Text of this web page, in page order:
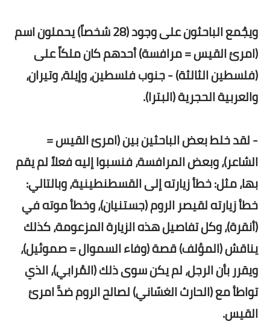
ويجُمع الباحثون على وجود (28 شخصاً) يحملون اسم
(امرئ القيس = مرافسة) أحدهم كان ملكاً على
(فلسطين الثالثة) - جنوب فلسطين، وإيلة، وتيران،
والعربية الحجرية (البترا).
- لقد خلط بعض الباحثين بين (امرئ القيس =
الشاعر)، وبعض المرافسة، فنسبوا إليه فعلاً لم يقم
بها، مثل: خطأ زيارته إلى القسطنطينية، وبالتالي:
خطأ زيارته لقيصر الروم (جستنيان)، وخطأ موته في
(أنقرة)، وكل تفاصيل هذه الزيارة المزعومة، كذلك
يناقش (المؤلف) قصة (وفاء السموال = صموئيل)،
ويقرر بأن الرجل، لم يكن سوى ذلك (المُرابي)، الذي
تواطأ مع (الحارث الغسّاني) لصالح الروم ضدَّ امرئ
القيس.